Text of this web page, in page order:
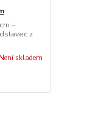
–
z
Není skladem